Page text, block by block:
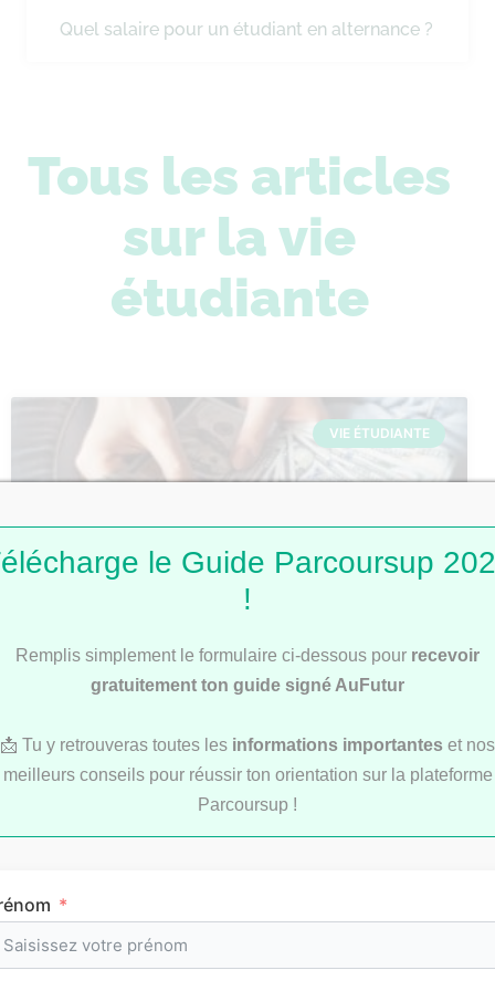
Quel salaire pour un étudiant en alternance ?
Tous les articles
sur la vie
étudiante
VIE ÉTUDIANTE
Versement de l’ARS, allocation de rentrée
scolaire, le mercredi 16 août
VIE ÉTUDIANTE
le Guide Parcoursup
!
Remplis simplement le formulaire ci-dessous pour recevoir
gratuitement ton guide signé AuFutur
📩 Tu y retrouveras toutes les informations importantes et nos
meilleurs conseils pour réussir ton orientation sur la plateforme
Parcoursup !